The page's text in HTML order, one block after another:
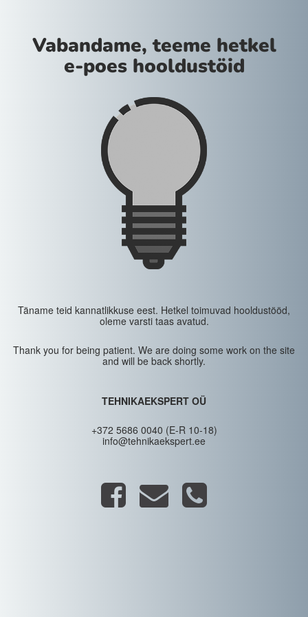
Vabandame, teeme hetkel
e-poes hooldustöid
Täname teid kannatlikkuse eest. Hetkel toimuvad hooldustööd,
oleme varsti taas avatud.
Thank you for being patient. We are doing some work on the site
and will be back shortly.
TEHNIKAEKSPERT OÜ
+372 5686 0040 (E-R 10-18)
info@tehnikaekspert.ee